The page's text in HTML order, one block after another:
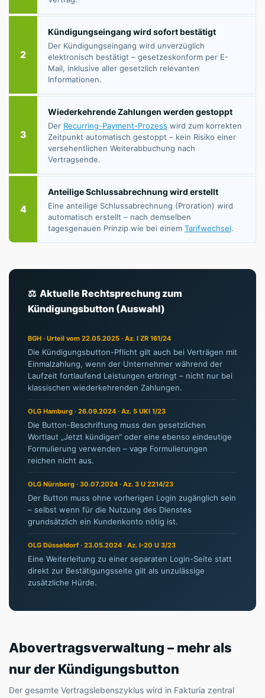
2
Kündigungseingang wird sofort bestätigt
Der Kündigungseingang wird unverzüglich
elektronisch bestätigt – gesetzeskonform per E-
Mail, inklusive aller gesetzlich relevanten
Informationen.
3
Wiederkehrende Zahlungen werden gestoppt
Der Recurring-Payment-Prozess wird zum korrekten
Zeitpunkt automatisch gestoppt – kein Risiko einer
versehentlichen Weiterabbuchung nach
Vertragsende.
4
Anteilige Schlussabrechnung wird erstellt
Eine anteilige Schlussabrechnung (Proration) wird
automatisch erstellt – nach demselben
tagesgenauen Prinzip wie bei einem Tarifwechsel.
⚖ Aktuelle Rechtsprechung zum
Kündigungsbutton (Auswahl)
BGH · Urteil vom 22.05.2025 · Az. I ZR 161/24
Die Kündigungsbutton-Pflicht gilt auch bei Verträgen mit
Einmalzahlung, wenn der Unternehmer während der
Laufzeit fortlaufend Leistungen erbringt – nicht nur bei
klassischen wiederkehrenden Zahlungen.
OLG Hamburg · 26.09.2024 · Az. 5 UKI 1/23
Die Button-Beschriftung muss den gesetzlichen
Wortlaut „Jetzt kündigen“ oder eine ebenso eindeutige
Formulierung verwenden – vage Formulierungen
reichen nicht aus.
OLG Nürnberg · 30.07.2024 · Az. 3 U 2214/23
Der Button muss ohne vorherigen Login zugänglich sein
– selbst wenn für die Nutzung des Dienstes
grundsätzlich ein Kundenkonto nötig ist.
OLG Düsseldorf · 23.05.2024 · Az. I-20 U 3/23
Eine Weiterleitung zu einer separaten Login-Seite statt
direkt zur Bestätigungsseite gilt als unzulässige
zusätzliche Hürde.
Abovertragsverwaltung – mehr als
nur der Kündigungsbutton
Der gesamte Vertragslebenszyklus wird in Fakturia zentral